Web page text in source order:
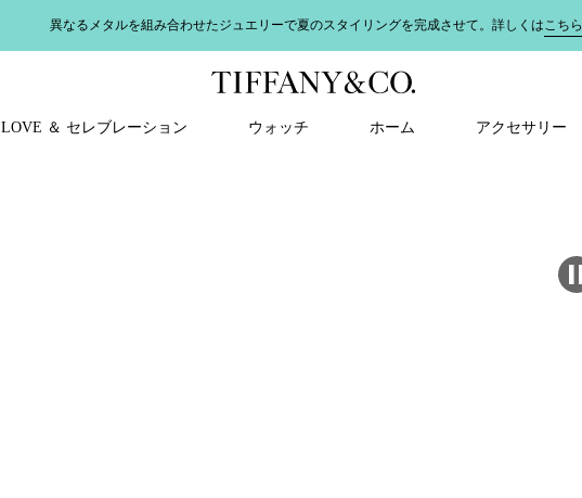
異なるメタルを組み合わせたジュエリーで夏のスタイリングを完成させて。詳しくはこちら
LOVE ＆ セレブレーション ウォッチ ホーム アクセサリー